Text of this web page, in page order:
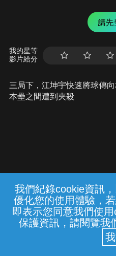
我們紀錄cookie資訊
優化您的使用體驗，
即表示您同意我們使
保護資訊，請閱覽我
請
我的星等
影片給分
三局下，江坤宇快速將球傳
本壘之間遭到夾殺
常見問題 線上客服
中華電信股份有限
(統一編號：